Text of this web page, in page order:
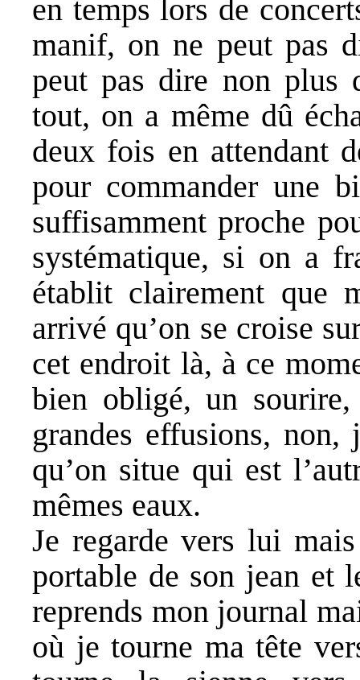
en temps lors de
manif, on ne peut pas
peut pas dire non plus
tout, on a même dû
deux fois en attendant
pour commander une
suffisamment proche
systématique, si on a
établit clairement que
arrivé qu’on se croise
cet endroit là, à ce
bien obligé, un
grandes effusions,
qu’on situe qui est
mêmes eaux.
Je regarde vers lui
portable de son jean et
reprends mon journal
où je tourne ma tête